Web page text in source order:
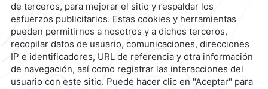
contacto@caminoreal.com
reservaciones@caminoreal.com